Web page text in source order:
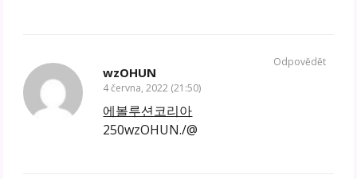
wzOHUN
4 června, 2022 (21:50)
에볼루션코리아
250wzOHUN./@
Odpovědět